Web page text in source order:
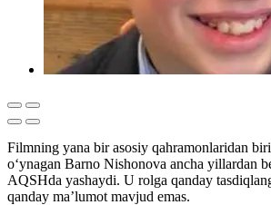
Filmning yana bir asosiy qahramonlaridan
o‘ynagan Barno Nishonova ancha yillardan
AQSHda yashaydi. U rolga qanday
qanday ma’lumot mavjud emas.